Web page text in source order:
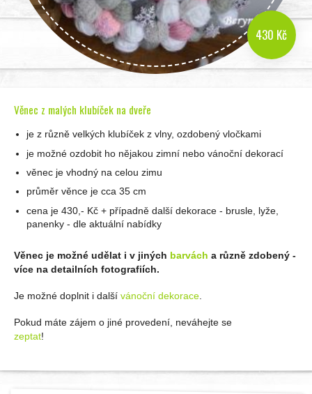
430 Kč
Věnec z malých klubíček na dveře
je z různě velkých klubíček z vlny, ozdobený vločkami
je možné ozdobit ho nějakou zimní nebo vánoční dekorací
věnec je vhodný na celou zimu
průměr věnce je cca 35 cm
cena je 430,- Kč + případně další dekorace - brusle, lyže,
panenky - dle aktuální nabídky
Věnec je možné udělat i v jiných barvách a různě zdobený -
více na detailních fotografiích.
Je možné doplnit i další vánoční dekorace
Pokud máte zájem o jiné provedení, neváhejte se
zeptat!